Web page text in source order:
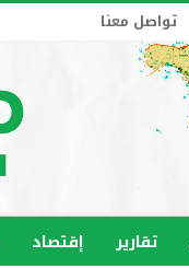
تواصل معنا
تقارير إقتصاد